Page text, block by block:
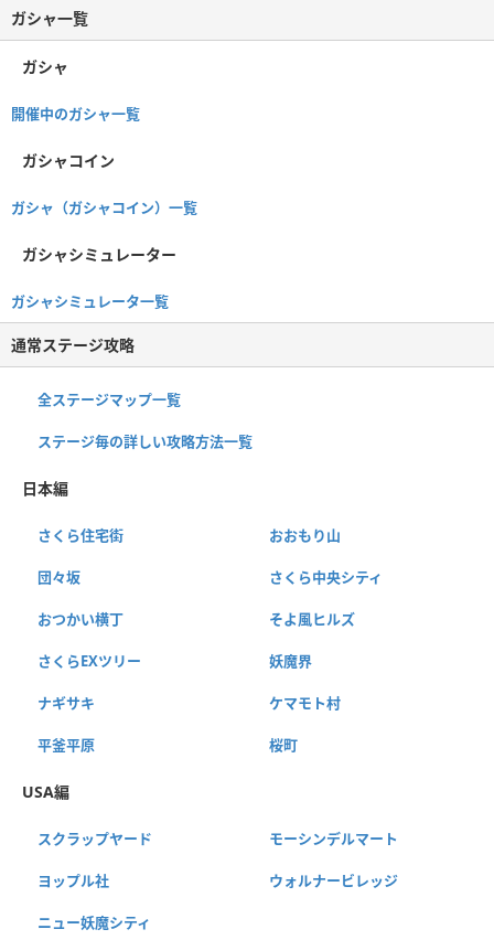
ガシャ一覧
ガシャ
開催中のガシャ一覧
ガシャコイン
ガシャ（ガシャコイン）一覧
ガシャシミュレーター
ガシャシミュレータ一覧
通常ステージ攻略
全ステージマップ一覧
ステージ毎の詳しい攻略方法一覧
日本編
さくら住宅街 おおもり山
団々坂 さくら中央シティ
おつかい横丁 そよ風ヒルズ
さくらEXツリー 妖魔界
ナギサキ ケマモト村
平釜平原 桜町
USA編
スクラップヤード モーシンデルマート
ヨップル社 ウォルナービレッジ
ニュー妖魔シティ